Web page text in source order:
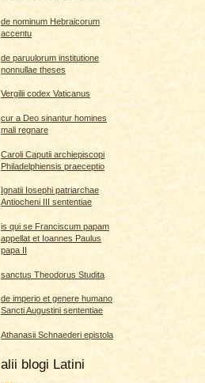
de nominum Hebraicorum
accentu
de paruulorum institutione
nonnullae theses
Vergilii codex Vaticanus
cur a Deo sinantur homines
mali regnare
Caroli Caputii archiepiscopi
Philadelphiensis praeceptio
Ignatii Iosephi patriarchae
Antiocheni III sententiae
is qui se Franciscum papam
appellat et Ioannes Paulus
papa II
sanctus Theodorus Studita
de imperio et genere humano
Sancti Augustini sententiae
Athanasii Schnaederi epistola
alii blogi Latini